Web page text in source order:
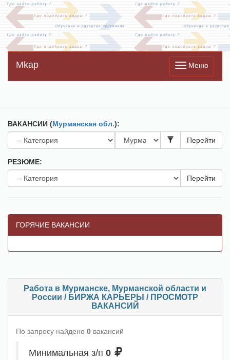
Меню
Mkap
ВАКАНСИИ (Мурманская обл.):
Перейти
РЕЗЮМЕ:
Перейти
ГОРЯЧИЕ ВАКАНСИИ
Работа в Мурманске, Мурманской области и
России / БИРЖА КАРЬЕРЫ / ПРОСМОТР
ВАКАНСИЙ
По запросу найдено 0 вакансий
Минимальная з/п 0